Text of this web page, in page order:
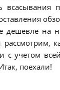
всасывания
дешевле на
с учетом
поехали!